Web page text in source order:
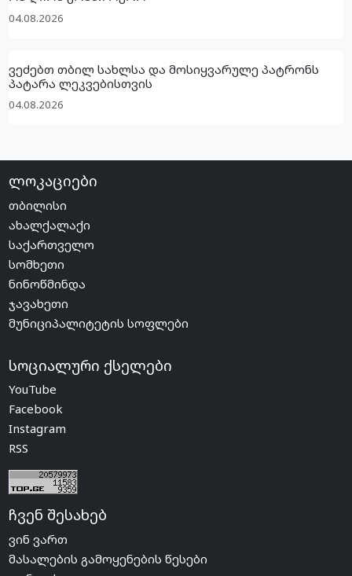
04.08.2026
ვეძებთ თბილ სახლსა და მოსიყვარულე პატრონს
პატარა ლეკვებისთვის
04.08.2026
ლოკაციები
თბილისი
ახალქალაქი
საქართველო
სომხეთი
ნინოწმინდა
ჯავახეთი
მუნიციპალიტეტის სოფლები
სოციალური ქსელები
YouTube
Facebook
Instagram
RSS
ჩვენ შესახებ
ვინ ვართ
მასალების გამოყენების წესები